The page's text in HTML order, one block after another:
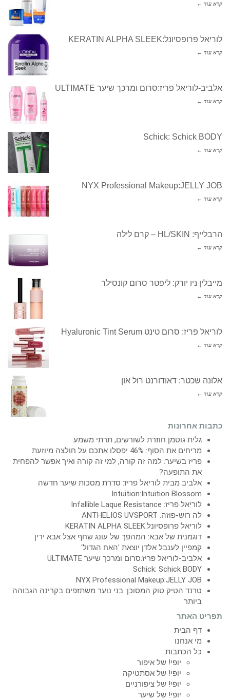
קרא עוד ←
לוריאל פרופסיונל:KERATIN ALPHA SLEEK
קרא עוד ←
אלביב-לוריאל פריז:סרום ומרכך שיער ULTIMATE
קרא עוד ←
Schick: Schick BODY
קרא עוד ←
NYX Professional Makeup:JELLY JOB
קרא עוד ←
הרבלייף: HL/SKIN – קרם לילה
קרא עוד ←
מייבלין ניו יורק: ליפטר סרום קונסילר
קרא עוד ←
לוריאל פריז: סרום טינט Hyaluronic Tint Serum
קרא עוד ←
אלונה שכטר: דאודורנט רול און
קרא עוד ←
כתבות אחרונות
גלית גוטמן חוזרת לשורשים, תרתי משמע
מריחים את הסוף: 46% יפסלו אתכם על חולצה מיוזעת
פריז בשיער: למה זה קורה, למי זה קורה ואיך אפשר להפחית
את התופעה?
אלביב מבית לוריאל פריז: סדרת מסכות שיער חדשה
Intuition:Intuition Blossom
לוריאל פריז: Infallible Laque Resistance
לה רוש-פוזה: ANTHELIOS UVSPORT
לוריאל פרופסיונל:KERATIN ALPHA SLEEK
דוגמנית של אבא: המהפך של עונג שחף אצל אבא ירין
קמפיין לענבל אלדן יוצאת 'האח הגדול'
אלביב-לוריאל פריז:סרום ומרכך שיער ULTIMATE
Schick: Schick BODY
NYX Professional Makeup:JELLY JOB
טרנד הטיק טוק המסוכן: בני נוער משתזפים בקרינה הגבוהה
ביותר
תפריט האתר
דף הבית
מי אנחנו
כל הכתבות
יופי! של איפור
יופי! של אסתטיקה
יופי! של ציפורניים
יופי! של שיער